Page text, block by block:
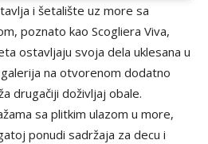
i šetalište uz more sa
poznato kao Scogliera Viva,
ostavljaju svoja dela uklesana u
na otvorenom dodatno
drugačiji doživljaj obale.
sa plitkim ulazom u more,
ponudi sadržaja za decu i